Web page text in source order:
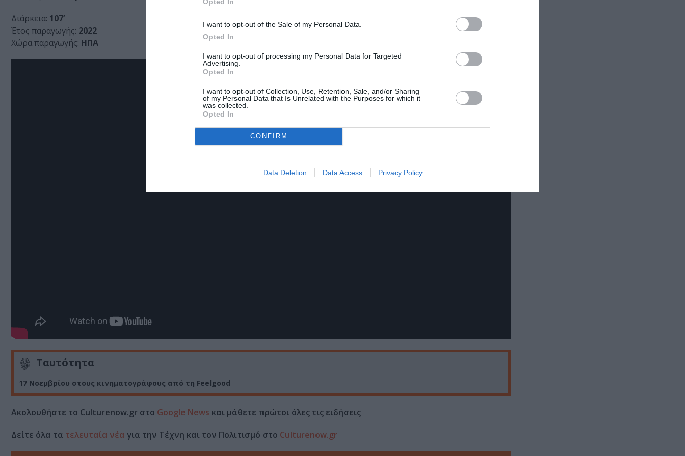
I want to opt-out of the Sale of my Personal Data.
Opted In
I want to opt-out of processing my Personal Data for Targeted
Advertising.
Opted In
I want to opt-out of Collection, Use, Retention, Sale, and/or Sharing
of my Personal Data that Is Unrelated with the Purposes for which it
was collected.
Opted In
CONFIRM
Data Deletion Data Access Privacy Policy
Διάρκεια: 107’
Έτος παραγωγής: 2022
Χώρα παραγωγής: ΗΠΑ
Ταυτότητα
17 Νοεμβρίου στους κινηματογράφους από τη Feelgood
Ακολουθήστε το Culturenow.gr στο Google News και μάθετε πρώτοι όλες τις ειδήσεις
Δείτε όλα τα τελευταία νέα για την Τέχνη και τον Πολιτισμό στο Culturenow.gr